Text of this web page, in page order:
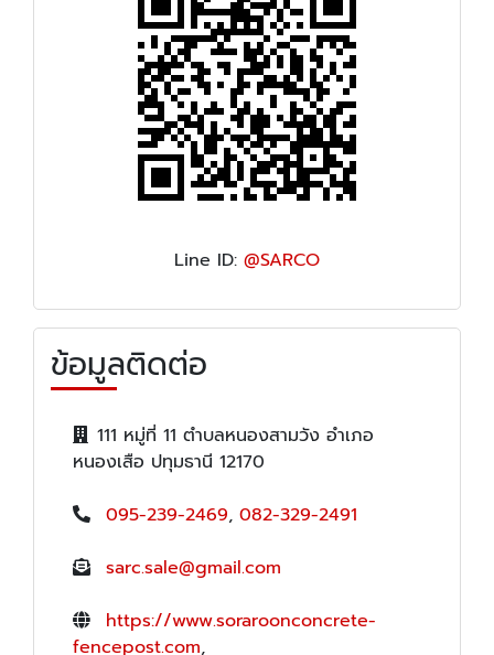
Line ID: @SARCO
ข้อมูลติดต่อ
111 หมู่ที่ 11 ตำบลหนองสามวัง อำเภอ
หนองเสือ ปทุมธานี 12170
095-239-2469, 082-329-2491
sarc.sale@gmail.com
https://www.soraroonconcrete-
fencepost.com,